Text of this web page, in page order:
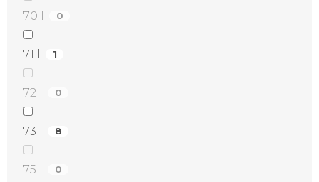
70 l 0
71 l 1
72 l 0
73 l 8
75 l 0